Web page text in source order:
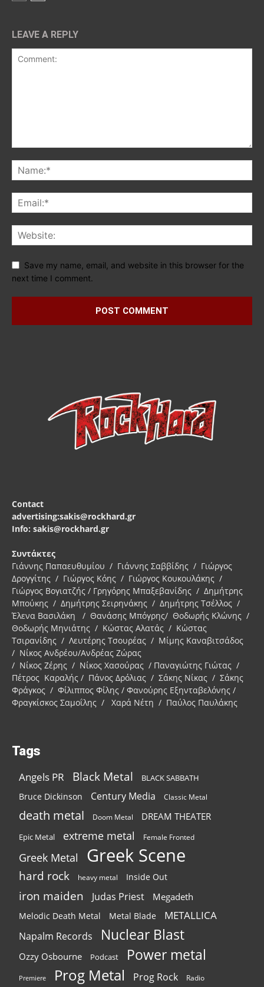
LEAVE A REPLY
Save my name, email, and website in this browser for the
next time I comment.
Contact
advertising:sakis@rockhard.gr
Info: sakis@rockhard.gr
Συντάκτες
Γιάννης Παπαευθυμίου / Γιάννης Σαββίδης / Γιώργος
Δρογγίτης / Γιώργος Κόης / Γιώργος Κουκουλάκης /
Γιώργος Βογιατζής / Γρηγόρης Μπαξεβανίδης / Δημήτρης
Μπούκης / Δημήτρης Σειρηνάκης / Δημήτρης Τσέλλος /
Έλενα Βασιλάκη / Θανάσης Μπόγρης/ Θοδωρής Κλώνης /
Θοδωρής Μηνιάτης / Κώστας Αλατάς / Κώστας
Τσιρανίδης / Λευτέρης Τσουρέας / Μίμης Καναβιτσάδος
/ Νίκος Ανδρέου/Ανδρέας Ζώρας
/ Νίκος Ζέρης / Νίκος Χασούρας / Παναγιώτης Γιώτας /
Πέτρος Καραλής / Πάνος Δρόλιας / Σάκης Νίκας / Σάκης
Φράγκος / Φίλιππος Φίλης / Φανούρης Εξηνταβελόνης /
Φραγκίσκος Σαμοΐλης / Χαρά Νέτη / Παύλος Παυλάκης
Tags
Angels PR Black Metal BLACK SABBATH
Bruce Dickinson Century Media Classic Metal
death metal Doom Metal DREAM THEATER
Epic Metal extreme metal Female Fronted
Greek Metal Greek Scene
hard rock heavy metal Inside Out
iron maiden Judas Priest Megadeth
Melodic Death Metal Metal Blade METALLICA
Napalm Records Nuclear Blast
Ozzy Osbourne Podcast Power metal
Premiere Prog Metal Prog Rock Radio